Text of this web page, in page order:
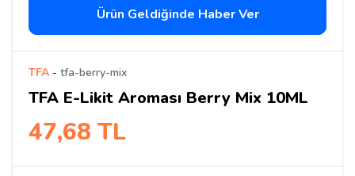
Ürün Geldiğinde Haber Ver
TFA - tfa-berry-mix
TFA E-Likit Aroması Berry Mix 10ML
47,68 TL